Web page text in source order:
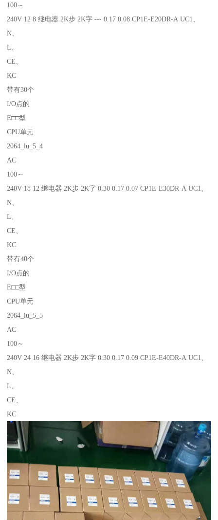
100～
240V 12 8 继电器 2K步 2K字 --- 0.17 0.08 CP1E-E20DR-A UC1、
N、
L、
CE、
KC
带有30个
I/O点的
E□□型
CPU单元
2064_lu_5_4
AC
100～
240V 18 12 继电器 2K步 2K字 0.30 0.17 0.07 CP1E-E30DR-A UC1、
N、
L、
CE、
KC
带有40个
I/O点的
E□□型
CPU单元
2064_lu_5_5
AC
100～
240V 24 16 继电器 2K步 2K字 0.30 0.17 0.09 CP1E-E40DR-A UC1、
N、
L、
CE、
KC